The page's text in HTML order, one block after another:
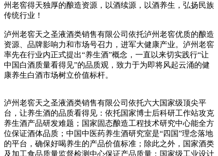
州老窖得天独厚的酿造资源，以酒续源，以酒养生，弘扬民族
传统行业！
泸州老窖天之圣液酒类销售有限公司依托泸州老窖优质的酿造
资源、品牌影响力和市场号召力，进军大健康产业。泸州老窖
率先在行业内正式提出“养生酒”概念，一直以来切实践行“让
中国白酒质量看得见”的品质观，致力于为即将风起云涌的健
康养生白酒市场树立价值标杆。
泸州老窖天之圣液酒类销售有限公司依托六大国家级顶尖平
台，让养生酒的品质看得见：依托国家博士后科研工作站攻克
养生酒产品研发难题；国家固态酿造工程技术研究中心能全方
位保证酒体品质；中国中医药养生酒研究室是“四国”理念落地
的平台，确保好喝养生的产品价值标准；除此之外，国家酒类
及加工食品质量监督检测中心保证产品质量；国家级工业设计